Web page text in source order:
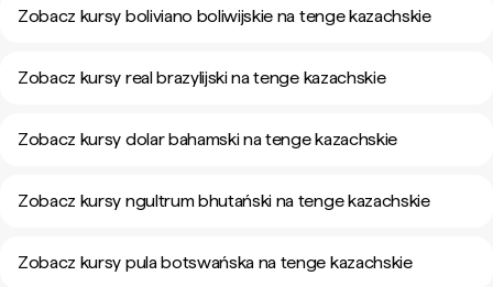
Zobacz kursy boliviano boliwijskie na tenge kazachskie
Zobacz kursy real brazylijski na tenge kazachskie
Zobacz kursy dolar bahamski na tenge kazachskie
Zobacz kursy ngultrum bhutański na tenge kazachskie
Zobacz kursy pula botswańska na tenge kazachskie